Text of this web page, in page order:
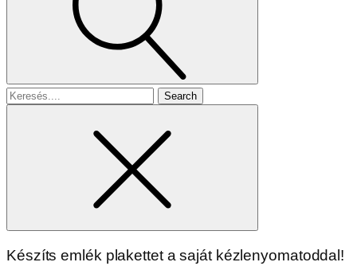
Search
Készíts emlék plakettet a saját kézlenyomatoddal!